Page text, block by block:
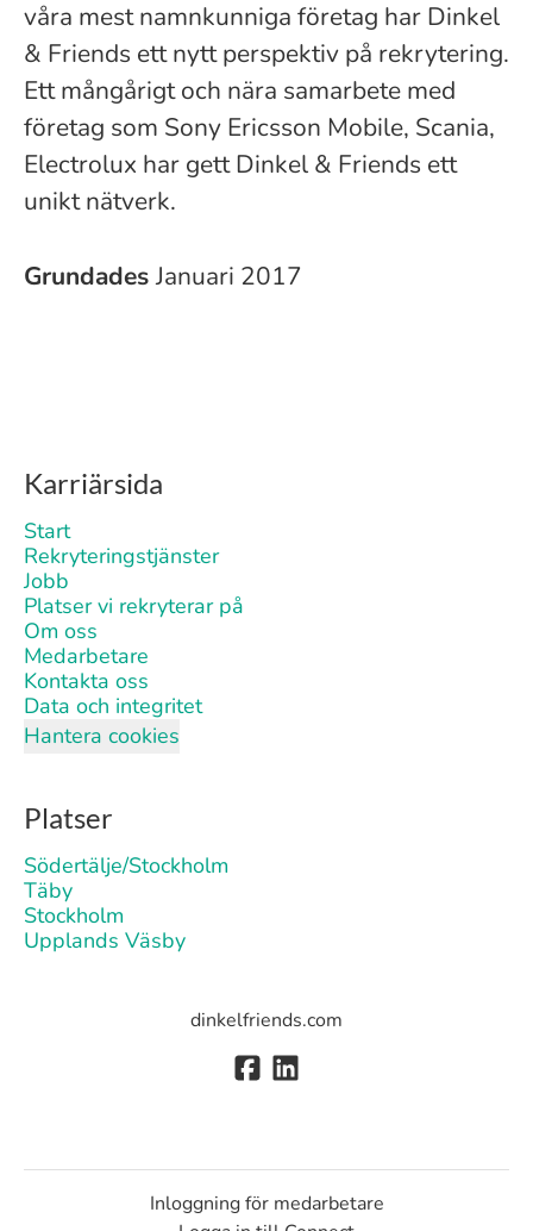
våra mest namnkunniga företag har Dinkel
& Friends ett nytt perspektiv på rekrytering.
Ett mångårigt och nära samarbete med
företag som Sony Ericsson Mobile, Scania,
Electrolux har gett Dinkel & Friends ett
unikt nätverk.
GrundadesJanuari 2017
Karriärsida
Start
Rekryteringstjänster
Jobb
Platser vi rekryterar på
Om oss
Medarbetare
Kontakta oss
Data och integritet
Hantera cookies
Platser
Södertälje/Stockholm
Täby
Stockholm
Upplands Väsby
dinkelfriends.com
Inloggning för medarbetare